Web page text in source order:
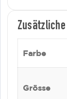
Farbe
Grösse